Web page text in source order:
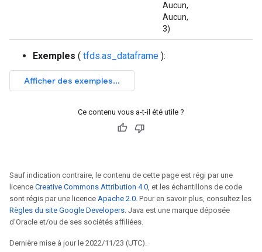
Aucun,
Aucun,
3)
Exemples ( tfds.as_dataframe ):
Ce contenu vous a-t-il été utile ?
Sauf indication contraire, le contenu de cette page est régi par une
licence Creative Commons Attribution 4.0, et les échantillons de code
sont régis par une licence Apache 2.0. Pour en savoir plus, consultez les
Règles du site Google Developers. Java est une marque déposée
d'Oracle et/ou de ses sociétés affiliées.
Dernière mise à jour le 2022/11/23 (UTC).